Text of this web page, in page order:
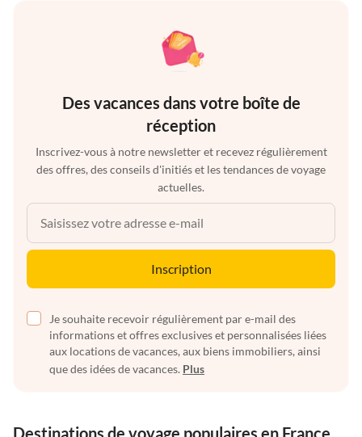
Des vacances dans votre boîte de
réception
Inscrivez-vous à notre newsletter et recevez régulièrement
des offres, des conseils d'initiés et les tendances de voyage
actuelles.
Inscription
Je souhaite recevoir régulièrement par e-mail des
informations et offres exclusives et personnalisées liées
aux locations de vacances, aux biens immobiliers, ainsi
que des idées de vacances. Plus